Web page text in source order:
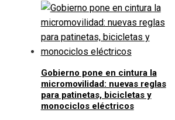
Gobierno pone en cintura la
micromovilidad: nuevas reglas
para patinetas, bicicletas y
monociclos eléctricos